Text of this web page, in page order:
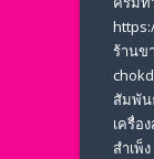
ร้านข
สัมพัน
เครื่อ
สำเพ็ง